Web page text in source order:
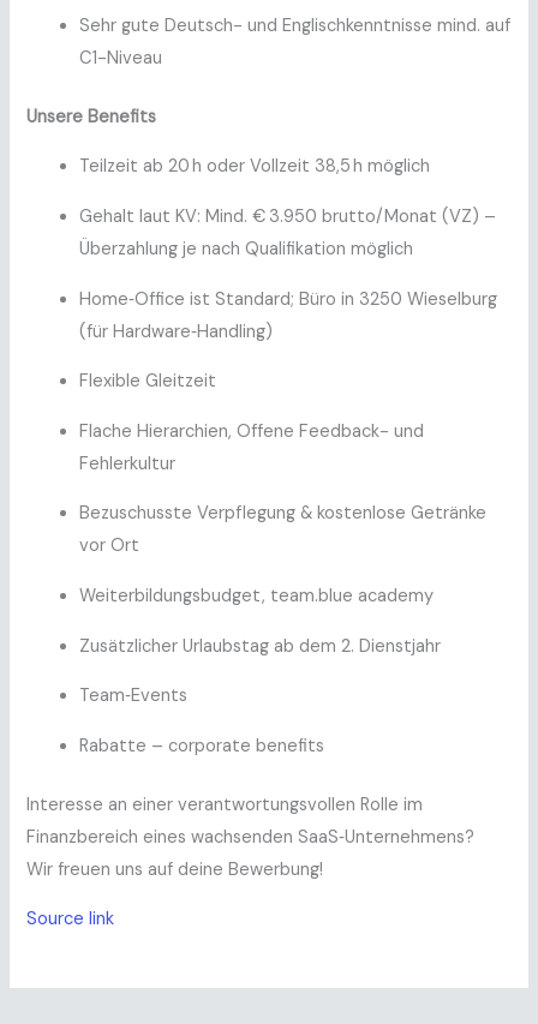
Sehr gute Deutsch- und Englischkenntnisse mind. auf
C1-Niveau
Unsere Benefits
Teilzeit ab 20 h oder Vollzeit 38,5 h möglich
Gehalt laut KV: Mind. € 3.950 brutto/Monat (VZ) –
Überzahlung je nach Qualifikation möglich
Home‑Office ist Standard; Büro in 3250 Wieselburg
(für Hardware‑Handling)
Flexible Gleitzeit
Flache Hierarchien, Offene Feedback- und
Fehlerkultur
Bezuschusste Verpflegung & kostenlose Getränke
vor Ort
Weiterbildungsbudget, team.blue academy
Zusätzlicher Urlaubstag ab dem 2. Dienstjahr
Team‑Events
Rabatte – corporate benefits
Interesse an einer verantwortungsvollen Rolle im
Finanzbereich eines wachsenden SaaS‑Unternehmens?
Wir freuen uns auf deine Bewerbung!
Source link